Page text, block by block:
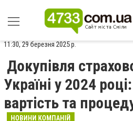
11:30, 29 березня 2025 р.
Докупівля
Україні у 2024
вартість та
НОВИНИ КОМПАНІЙ